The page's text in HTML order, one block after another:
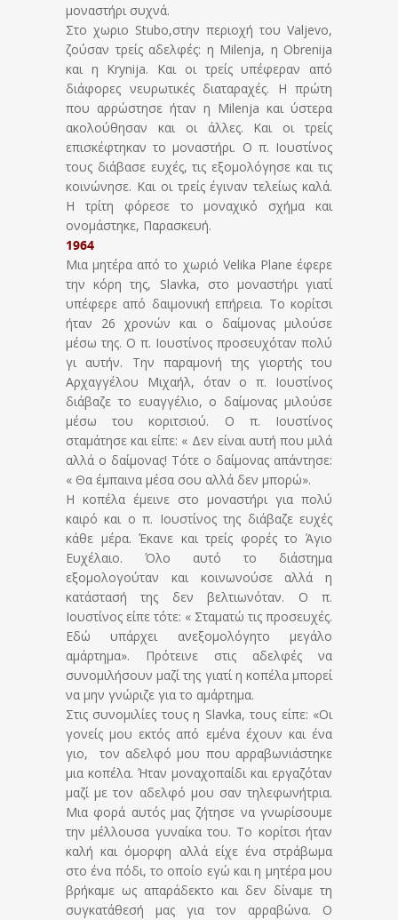
μοναστήρι συχνά.
Στο χωριο Stubo,στην περιοχή του Valjevo,
ζούσαν τρείς αδελφές: η Milenja, η Obrenija
και η Krynija. Και οι τρείς υπέφεραν από
διάφορες νευρωτικές διαταραχές. Η πρώτη
που αρρώστησε ήταν η Milenja και ύστερα
ακολούθησαν και οι άλλες. Και οι τρείς
επισκέφτηκαν το μοναστήρι. Ο π. Ιουστίνος
τους διάβασε ευχές, τις εξομολόγησε και τις
κοινώνησε. Και οι τρείς έγιναν τελείως καλά.
Η τρίτη φόρεσε το μοναχικό σχήμα και
ονομάστηκε, Παρασκευή.
1964
Μια μητέρα από το χωριό Velika Plane έφερε
την κόρη της, Slavka, στο μοναστήρι γιατί
υπέφερε από δαιμονική επήρεια. Το κορίτσι
ήταν 26 χρονών και ο δαίμονας μιλούσε
μέσω της. Ο π. Ιουστίνος προσευχόταν πολύ
γι αυτήν. Την παραμονή της γιορτής του
Αρχαγγέλου Μιχαήλ, όταν ο π. Ιουστίνος
διάβαζε το ευαγγέλιο, ο δαίμονας μιλούσε
μέσω του κοριτσιού. Ο π. Ιουστίνος
σταμάτησε και είπε: « Δεν είναι αυτή που μιλά
αλλά ο δαίμονας! Τότε ο δαίμονας απάντησε:
« Θα έμπαινα μέσα σου αλλά δεν μπορώ».
Η κοπέλα έμεινε στο μοναστήρι για πολύ
καιρό και ο π. Ιουστίνος της διάβαζε ευχές
κάθε μέρα. Έκανε και τρείς φορές το Άγιο
Ευχέλαιο. Όλο αυτό το διάστημα
εξομολογούταν και κοινωνούσε αλλά η
κατάστασή της δεν βελτιωνόταν. Ο π.
Ιουστίνος είπε τότε: « Σταματώ τις προσευχές.
Εδώ υπάρχει ανεξομολόγητο μεγάλο
αμάρτημα». Πρότεινε στις αδελφές να
συνομιλήσουν μαζί της γιατί η κοπέλα μπορεί
να μην γνώριζε για το αμάρτημα.
Στις συνομιλίες τους η Slavka, τους είπε: «Οι
γονείς μου εκτός από εμένα έχουν και ένα
γιο, τον αδελφό μου που αρραβωνιάστηκε
μια κοπέλα. Ήταν μοναχοπαίδι και εργαζόταν
μαζί με τον αδελφό μου σαν τηλεφωνήτρια.
Μια φορά αυτός μας ζήτησε να γνωρίσουμε
την μέλλουσα γυναίκα του. Το κορίτσι ήταν
καλή και όμορφη αλλά είχε ένα στράβωμα
στο ένα πόδι, το οποίο εγώ και η μητέρα μου
βρήκαμε ως απαράδεκτο και δεν δίναμε τη
συγκατάθεσή μας για τον αρραβώνα. Ο